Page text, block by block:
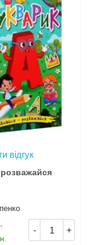
відгук
- +